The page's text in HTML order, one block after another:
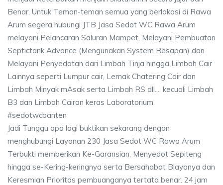
Benar, Untuk Teman-teman semua yang berlokasi di Rawa
Arum segera hubungi JTB Jasa Sedot WC Rawa Arum
melayani Pelancaran Saluran Mampet, Melayani Pembuatan
Septictank Advance (Mengunakan System Resapan) dan
Melayani Penyedotan dari Limbah Tinja hingga Limbah Cair
Lainnya seperti Lumpur cair, Lemak Chatering Cair dan
Limbah Minyak mAsak serta Limbah RS dll..., kecuali Limbah
B3 dan Limbah Cairan keras Laboratorium.
#sedotwcbanten
Jadi Tunggu apa lagi buktikan sekarang dengan
menghubungi Layanan 230 Jasa Sedot WC Rawa Arum
Terbukti memberikan Ke-Garansian, Menyedot Sepiteng
hingga se-Kering-keringnya serta Bersahabat Biayanya dan
Keresmian Prioritas pembuanganya tertata benar. 24 jam